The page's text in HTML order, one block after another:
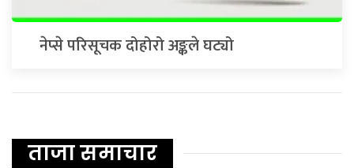
नेप्से परिसूचक दोहोरो अङ्कले घट्यो
ताजा समाचार